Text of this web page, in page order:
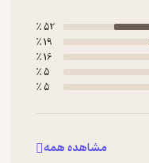
52 ٪
19 ٪
16 ٪
5 ٪
5 ٪
مشاهده همه